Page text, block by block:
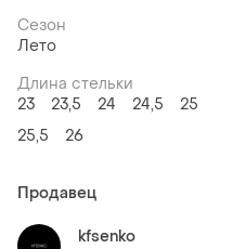
Сезон
Лето
Длина стельки
23
23,5 24 24,5
25
25,5
26
Продавец
kfsenko